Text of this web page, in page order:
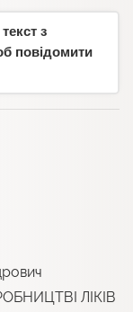
з
повідомити
ЛІКІВ